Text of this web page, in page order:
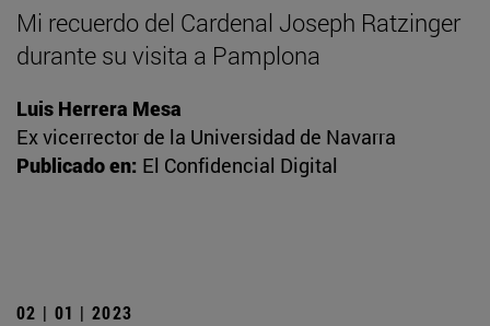
Mi recuerdo del Cardenal Joseph Ratzinger
durante su visita a Pamplona
Luis Herrera Mesa
Ex vicerrector de la Universidad de Navarra
Publicado en: El Confidencial Digital
02 | 01 | 2023